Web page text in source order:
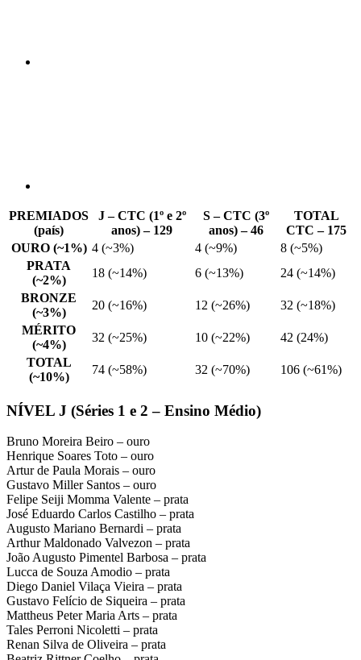
PREMIADOS
(país)
J – CTC (1º e 2º
anos) – 129
S – CTC (3º
anos) – 46
TOTAL
CTC – 175
OURO (~1%) 4 (~3%) 4 (~9%)
8 (~5%)
PRATA
(~2%)
18 (~14%) 6 (~13%)
24 (~14%)
BRONZE
(~3%)
20 (~16%) 12 (~26%)
32 (~18%)
MÉRITO
(~4%)
32 (~25%) 10 (~22%)
42 (24%)
TOTAL
(~10%)
74 (~58%) 32 (~70%) 106 (~61%)
NÍVEL J (Séries 1 e 2 – Ensino Médio)
Bruno Moreira Beiro – ouro
Henrique Soares Toto – ouro
Artur de Paula Morais – ouro
Gustavo Miller Santos – ouro
Felipe Seiji Momma Valente – prata
José Eduardo Carlos Castilho – prata
Augusto Mariano Bernardi – prata
Arthur Maldonado Valvezon – prata
João Augusto Pimentel Barbosa – prata
Lucca de Souza Amodio – prata
Diego Daniel Vilaça Vieira – prata
Gustavo Felí­cio de Siqueira – prata
Mattheus Peter Maria Arts – prata
Tales Perroni Nicoletti – prata
Renan Silva de Oliveira – prata